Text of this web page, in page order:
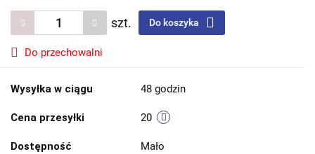
szt. Do koszyka
Do przechowalni
Wysyłka w ciągu 48 godzin
Cena przesyłki 20
Dostępność Mało